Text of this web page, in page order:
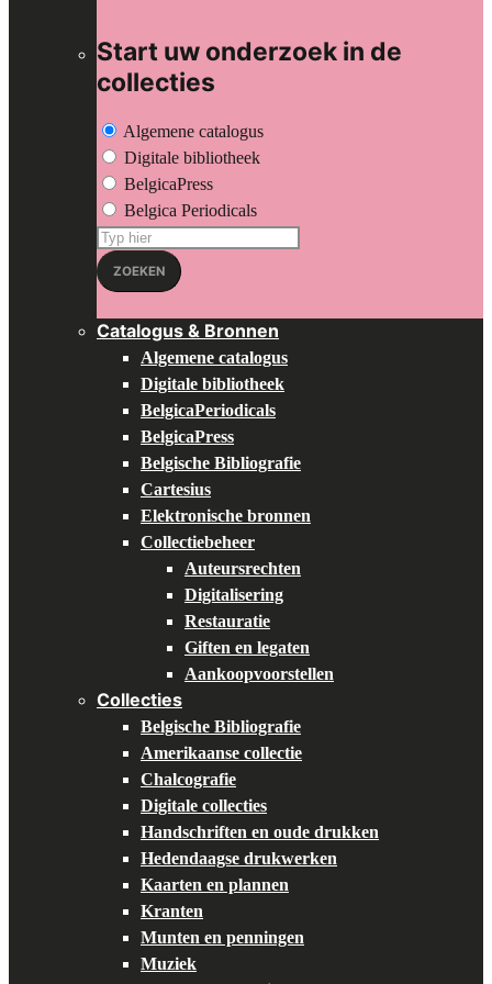
Start uw onderzoek in de
collecties
Algemene catalogus
Digitale bibliotheek
BelgicaPress
Belgica Periodicals
Zoeken
op:ZOEKEN
Catalogus & Bronnen
Algemene catalogus
Digitale bibliotheek
BelgicaPeriodicals
BelgicaPress
Belgische Bibliografie
Cartesius
Elektronische bronnen
Collectiebeheer
Auteursrechten
Digitalisering
Restauratie
Giften en legaten
Aankoopvoorstellen
Collecties
Belgische Bibliografie
Amerikaanse collectie
Chalcografie
Digitale collecties
Handschriften en oude drukken
Hedendaagse drukwerken
Kaarten en plannen
Kranten
Munten en penningen
Muziek